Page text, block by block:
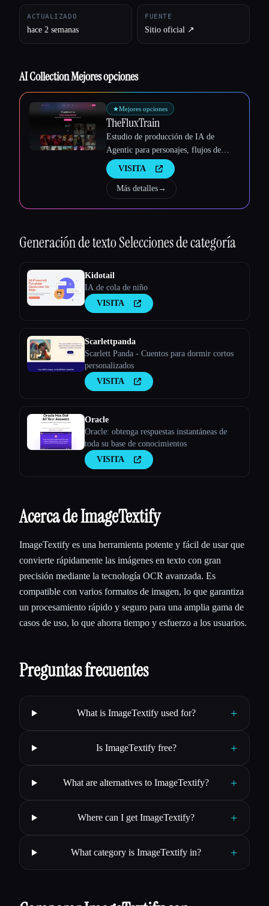
Esc
ACTUALIZADO
hace 2 semanas
FUENTE
Sitio oficial ↗︎
AI Collection Mejores opciones
★Mejores opciones
TheFluxTrain
Estudio de producción de IA de
Agentic para personajes, flujos de
trabajo y vídeos coherentes
VISITA
Más detalles→
Generación de textoSelecciones de categoría
Kidotail
IA de cola de niño
VISITA
Scarlettpanda
Scarlett Panda - Cuentos para dormir cortos
personalizados
VISITA
Oracle
Oracle: obtenga respuestas instantáneas de
toda su base de conocimientos
VISITA
Acerca de ImageTextify
ImageTextify es una herramienta potente y fácil de usar que
convierte rápidamente las imágenes en texto con gran
precisión mediante la tecnología OCR avanzada. Es
compatible con varios formatos de imagen, lo que garantiza
un procesamiento rápido y seguro para una amplia gama de
casos de uso, lo que ahorra tiempo y esfuerzo a los usuarios.
Preguntas frecuentes
What is ImageTextify used for? +
Is ImageTextify free? +
What are alternatives to ImageTextify? +
Where can I get ImageTextify? +
What category is ImageTextify in? +